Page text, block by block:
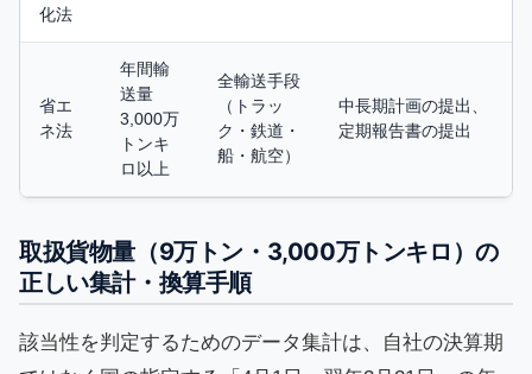
化法
省エ
ネ法
年間輸
送量
3,000万
トンキ
ロ以上
全輸送手段
（トラッ
ク・鉄道・
船・航空）
中長期計画の提出、
定期報告書の提出
取扱貨物量（9万トン・3,000万トンキロ）の
正しい集計・換算手順
該当性を判定するためのデータ集計は、自社の決算期